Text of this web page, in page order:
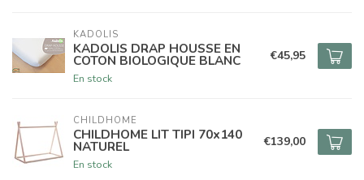
KADOLIS
KADOLIS DRAP HOUSSE EN
COTON BIOLOGIQUE BLANC
En stock
€45,95
CHILDHOME
CHILDHOME LIT TIPI 70x140
NATUREL
En stock
€139,00